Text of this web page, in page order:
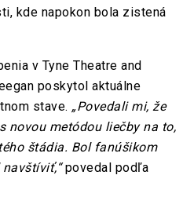
kde napokon bola zistená
v Tyne Theatre and
poskytol aktuálne
stave. „Povedali mi, že
novou metódou liečby na to,
štádia. Bol fanúšikom
povedal podľa